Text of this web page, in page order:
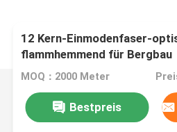
12 Kern-Einmodenfaser-
flammhemmend für Bergbau
MOQ：2000 Meter
Bestpreis